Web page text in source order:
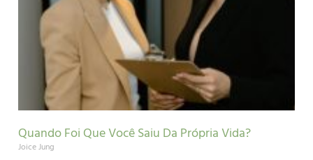
Quando Foi Que Você Saiu Da Própria Vida?
Joice Jung